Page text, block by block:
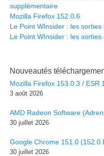
supplémentaire
Mozilla Firefox 152.0.6
Le Point WInsider : les sorties
Le Point WInsider : les sorties
Nouveautés
Mozilla Firefox 153.0.3 / ESR
3 août 2026
AMD Radeon Software
30 juillet 2026
Google Chrome 151.0 (152.0
30 juillet 2026